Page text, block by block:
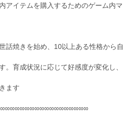
アイテムを購入するためのゲーム内マ
話焼きを始め、10以上ある性格から自
。育成状況に応じて好感度が変化し、
ます